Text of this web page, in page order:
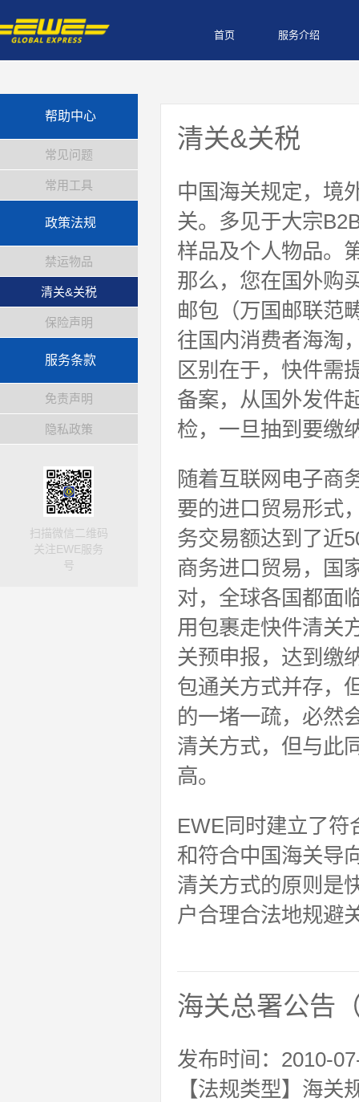
首页 服务介绍
帮助中心
常见问题
常用工具
政策法规
禁运物品
清关&关税
保险声明
服务条款
免责声明
隐私政策
扫描微信二维码
关注EWE服务
号
清关&关税
中国海关规定，境
关。多见于大宗
样品及个人物品。
那么，您在国外购
邮包（万国邮联范
往国内消费者海淘
区别在于，快件需
备案，从国外发件
检，一旦抽到要缴
随着互联网电子商
要的进口贸易形式
务交易额达到了近
商务进口贸易，国
对，全球各国都面
用包裹走快件清关
关预申报，达到缴
包通关方式并存，
的一堵一疏，必然
清关方式，但与此
高。
EWE同时建立了符
和符合中国海关导
清关方式的原则是
户合理合法地规避
海关总署公告
发布时间：2010-
【法规类型】海